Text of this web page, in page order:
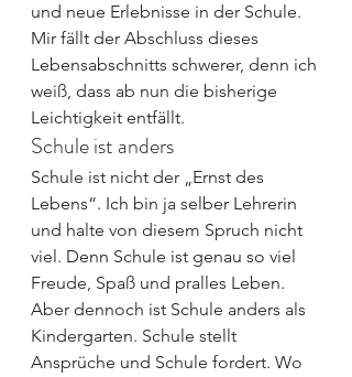
und neue Erlebnisse in der Schule.
Mir fällt der Abschluss dieses
Lebensabschnitts schwerer, denn ich
weiß, dass ab nun die bisherige
Leichtigkeit entfällt.
Schule ist anders
Schule ist nicht der „Ernst des
Lebens“. Ich bin ja selber Lehrerin
und halte von diesem Spruch nicht
viel. Denn Schule ist genau so viel
Freude, Spaß und pralles Leben.
Aber dennoch ist Schule anders als
Kindergarten. Schule stellt
Ansprüche und Schule fordert. Wo